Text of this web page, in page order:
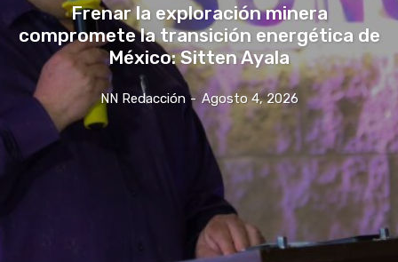
Frenar la exploración minera
compromete la transición energética de
México: Sitten Ayala
NN Redacción - Agosto 4, 2026